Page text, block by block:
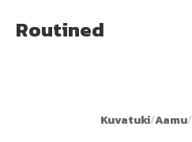
Routined
Kuvatuki/Aamu/